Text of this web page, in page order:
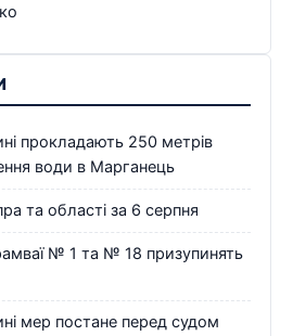
прокладають 250 метрів
води в Марганець
та області за 6 серпня
№ 1 та № 18 призупинять
мер постане перед судом